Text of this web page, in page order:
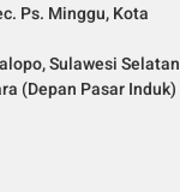
Ps. Minggu, Kota
Sulawesi Selatan
(Depan Pasar Induk)